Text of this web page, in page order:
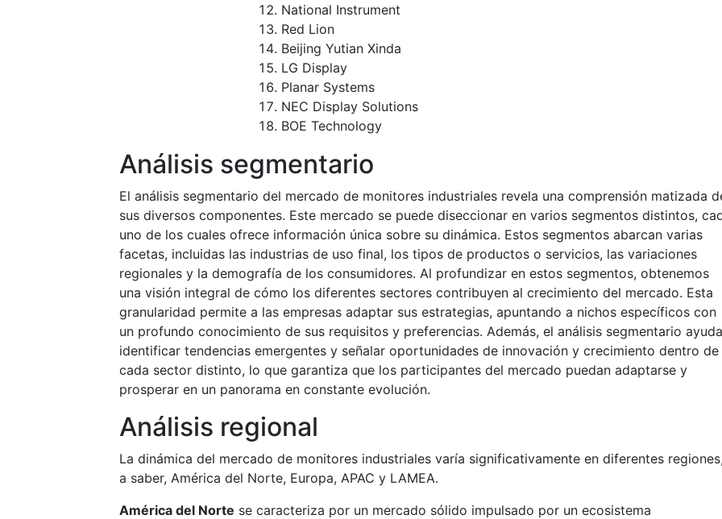
National Instrument
Red Lion
Beijing Yutian Xinda
LG Display
Planar Systems
NEC Display Solutions
BOE Technology
Análisis segmentario
El análisis segmentario del mercado de monitores industriales revela una comprensión matizada
sus diversos componentes. Este mercado se puede diseccionar en varios segmentos distintos,
uno de los cuales ofrece información única sobre su dinámica. Estos segmentos abarcan varias
facetas, incluidas las industrias de uso final, los tipos de productos o servicios, las variaciones
regionales y la demografía de los consumidores. Al profundizar en estos segmentos, obtenemos
una visión integral de cómo los diferentes sectores contribuyen al crecimiento del mercado. Esta
granularidad permite a las empresas adaptar sus estrategias, apuntando a nichos específicos con
un profundo conocimiento de sus requisitos y preferencias. Además, el análisis segmentario
identificar tendencias emergentes y señalar oportunidades de innovación y crecimiento dentro de
cada sector distinto, lo que garantiza que los participantes del mercado puedan adaptarse y
prosperar en un panorama en constante evolución.
Análisis regional
La dinámica del mercado de monitores industriales varía significativamente en diferentes
a saber, América del Norte, Europa, APAC y LAMEA.
América del Norte se caracteriza por un mercado sólido impulsado por un ecosistema